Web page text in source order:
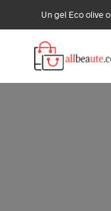
Un gel Eco olive